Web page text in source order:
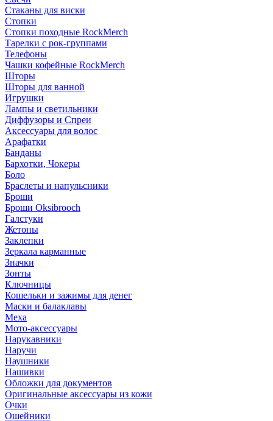
Стаканы для виски
Стопки
Стопки походные RockMerch
Тарелки с рок-группами
Телефоны
Чашки кофейные RockMerch
Шторы
Шторы для ванной
Игрушки
Лампы и светильники
Диффузоры и Спреи
Аксессуары для волос
Арафатки
Банданы
Бархотки, Чокеры
Боло
Браслеты и напульсники
Броши
Броши Oksibrooch
Галстуки
Жетоны
Заклепки
Зеркала карманные
Значки
Зонты
Ключницы
Кошельки и зажимы для денег
Маски и балаклавы
Меха
Мото-аксессуары
Нарукавники
Наручи
Наушники
Нашивки
Обложки для документов
Оригинальные аксессуары из кожи
Очки
Ошейники